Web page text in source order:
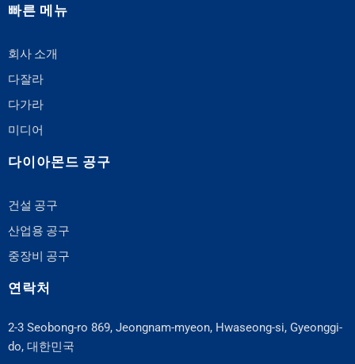
빠른 메뉴
회사 소개
다잘라
다가라
미디어
다이아몬드 공구
건설 공구
산업용 공구
중장비 공구
연락처
2-3 Seobong-ro 869, Jeongnam-myeon, Hwaseong-si, Gyeonggi-
do, 대한민국